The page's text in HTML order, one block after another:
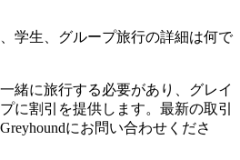
学生、グループ旅行の詳細は何で
緒に旅行する必要があり、グレイ
に割引を提供します。最新の取引
にお問い合わせくださ